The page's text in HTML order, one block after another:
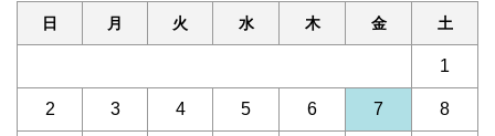
日 月 火 水 木 金 土
1
2 3 4 5 6 7 8